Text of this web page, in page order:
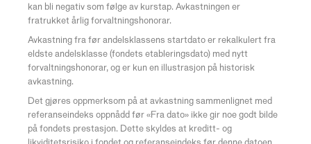
kan bli negativ som følge av kurstap. Avkastningen er
fratrukket årlig forvaltningshonorar.
Avkastning fra før andelsklassens startdato er rekalkulert fra
eldste andelsklasse (fondets etableringsdato) med nytt
forvaltningshonorar, og er kun en illustrasjon på historisk
avkastning.
Det gjøres oppmerksom på at avkastning sammenlignet med
referanseindeks oppnådd før «Fra dato» ikke gir noe godt bilde
på fondets prestasjon. Dette skyldes at kreditt- og